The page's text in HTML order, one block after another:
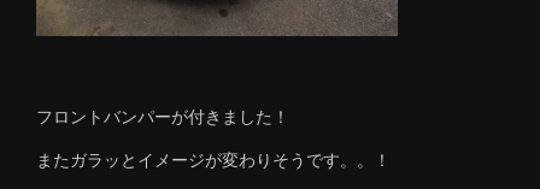
フロントバンパーが付きました！
またガラッとイメージが変わりそうです。。！